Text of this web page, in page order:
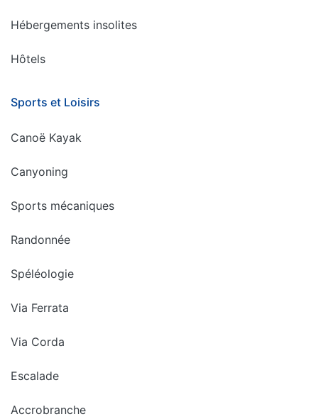
Hébergements insolites
Hôtels
Sports et Loisirs
Canoë Kayak
Canyoning
Sports mécaniques
Randonnée
Spéléologie
Via Ferrata
Via Corda
Escalade
Accrobranche